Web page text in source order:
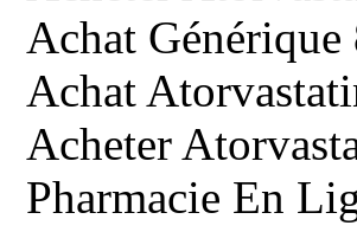
Achat
Achat
Acheter
Pharmacie En